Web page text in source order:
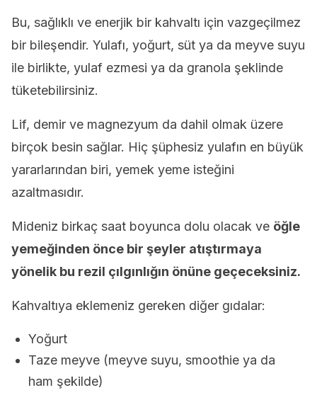
Bu, sağlıklı ve enerjik bir kahvaltı için vazgeçilmez
bir bileşendir. Yulafı, yoğurt, süt ya da meyve suyu
ile birlikte, yulaf ezmesi ya da granola şeklinde
tüketebilirsiniz.
Lif, demir ve magnezyum da dahil olmak üzere
birçok besin sağlar. Hiç şüphesiz yulafın en büyük
yararlarından biri, yemek yeme isteğini
azaltmasıdır.
Mideniz birkaç saat boyunca dolu olacak ve öğle
yemeğinden önce bir şeyler atıştırmaya
yönelik bu rezil çılgınlığın önüne geçeceksiniz.
Kahvaltıya eklemeniz gereken diğer gıdalar:
Yoğurt
Taze meyve (meyve suyu, smoothie ya da
ham şekilde)